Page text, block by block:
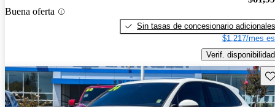
Buena oferta
Sin tasas de concesionario adicionales
$1,217/mes
Verif. disponibilidad